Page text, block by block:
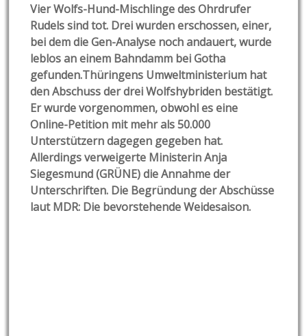
Vier Wolfs-Hund-Mischlinge des Ohrdrufer
Rudels sind tot. Drei wurden erschossen, einer,
bei dem die Gen-Analyse noch andauert, wurde
leblos an einem Bahndamm bei Gotha
gefunden.Thüringens Umweltministerium hat
den Abschuss der drei Wolfshybriden bestätigt.
Er wurde vorgenommen, obwohl es eine
Online-Petition mit mehr als 50.000
Unterstützern dagegen gegeben hat.
Allerdings verweigerte Ministerin Anja
Siegesmund (GRÜNE) die Annahme der
Unterschriften. Die Begründung der Abschüsse
laut MDR: Die bevorstehende Weidesaison.